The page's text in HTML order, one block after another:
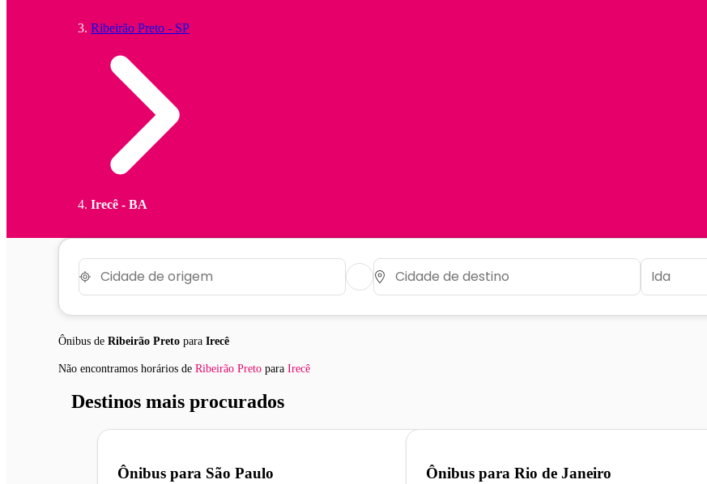
Ribeirão Preto - SP
Irecê - BA
Ônibus de Ribeirão Preto para Irecê
Não encontramos horários de Ribeirão Preto para Irecê
Destinos mais procurados
Ônibus para São Paulo Ônibus paraRio de Janeiro